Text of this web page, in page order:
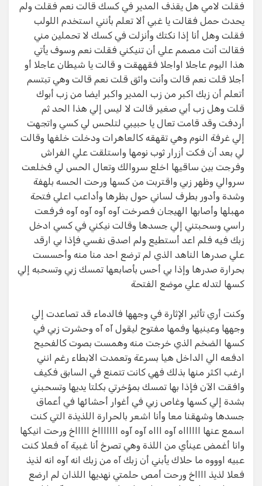
فقلت لامي هل يقذف المدير في كسك قالت نعم فقلت ولم
يحدث حمل فقالت يا غبي ألا تعلم بأنني استخدم اللولب
فقلت وهل أنا إذا نكتك وأنزلت في كسك لا تحملين مني
فقالت أنت مصمم علي أن تنيكني فقلت نعم وسوف يأتي
هذا اليوم عاجلا اواجلا فقههقت و قالت يا شيطان عاجلا أو
أجلا قلت نعم قالت وأنت واثق قلت نعم قالت وهي تبتسم
أتعلم أن زبك اكبر من زب المدير واكبر ايضا من زب أبوك
قلت وهل زب أبي صغير قالت لا ليس إلي هذا الحد ثم
أردفت وقد قامت تعال يا حبيبي لتلحس لي كسي واتجهت
إلي غرفة النوم وهي تقهقه كالعاهرات ودخلت خلفها وقالت
لي بعد أن فكت أزرار ثوب نومها واستلقت علي الفراش
وفرجت بين ساقيها اخلع سروالك وتعال الحس لي فخلعت
سروالي وظهر زبي واقتربت من كسها ورحت الحسه بلهفة
وشدة وأدور بطرف لساني حول بظرها وأداعب اعلي فتحة
مهبلها وأصابها الهيجان فصرخت آوه آوه آوه آوه فرفعت
راسي وسحبتني إلي جسدها وقالت نيكني في كسي ادخل
زبك فيه فلم اعد أستطيع ولم اصدق نفسي فإذا بي ارقد
علي صدرها الناهد الذي لم ترضع احد منا منه وأحسست
بحرارة صدرها وإذا بي أحس بأصابعها تمسك زبي وتسحبه إلي
كسها لتدله علي موضع الفتحة
وكنت أري تأثير الإثارة في وجهها فالدماء قد تصاعدت إلي
وجهها وعينيها وفمها مفتوح ليقول آه آه وحشرت زبي في
كسها الضخم الذي خرجت منه وهمست بصوت كالفحيح
ادفعه الي الداخل هيا بسرعة وتعمدت الابطاء رغم انني
ارغب اكثر منها بذلك فهي كانت تتمنع في السابق فكيف
وافقت الآن فإذا بها تمسك بمؤخرتي بكلتا يديها وتسحبني
بشدة إلي كسها وغاص زبي في أغوار أحشائها في أعماق
جسدها وشهقنا معا وأنا اشعر بالحرارة اللذيذة التي كنت
اسمع عنها ااااااه آوه اااه آوه آوه اااااااخ اااااخ ورحت انيكها
وانا أغمض عينأي من اللذة وهي تصرخ أنا غبية آه فعلا كنت
عبيه اوووه ما حلاك يأبني أن زبك آه من زبك انه آوه انه لذيذ
فعلا لذيذ ااااخ ورحت أمص حلمتي نهديها اللذان لم ارضع